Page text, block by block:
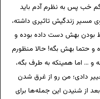
خب پس به نظرم آدم باید
مسیر زندگیش تاثیری داشته،
بودن بهش دست داده بوده و
و حتما بهش بگه! حالا منظورم
و … اما همینکه به طرف بگه،
دادی؛ من رو از غرق شدن
از شنیدن این جمله‌ها برای